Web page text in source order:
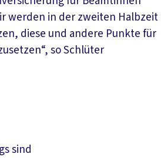
werden in der zweiten Halbzeit
diese und andere Punkte für
so Schlüter
sind